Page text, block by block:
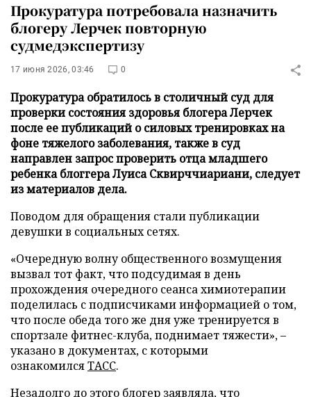
Прокуратура потребовала назначить
блогеру Лерчек повторную
судмедэкспертизу
17 июня 2026, 03:46 0
Прокуратура обратилось в столичный суд для
проверки состояния здоровья блогера Лерчек
после ее публикаций о силовых тренировках на
фоне тяжелого заболевания, также в суд
направлен запрос проверить отца младшего
ребенка блоггера Луиса Сквирччиариани, следует
из материалов дела.
Поводом для обращения стали публикации
девушки в социальных сетях.
«Очередную волну общественного возмущения
вызвал тот факт, что подсудимая в день
прохождения очередного сеанса химиотерапии
поделилась с подписчиками информацией о том,
что после обеда того же дня уже тренируется в
спортзале фитнес-клуба, поднимает тяжести», –
указано в документах, с которыми
ознакомилсяТАСС.
Незадолго до этого блогер заявляла, что